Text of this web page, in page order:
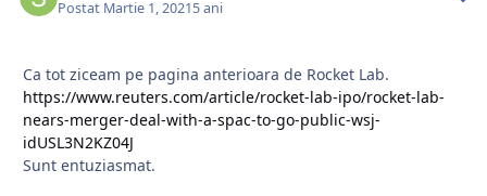
Postat Martie 1, 20215 ani
Ca tot ziceam pe pagina anterioara de Rocket Lab.
https://www.reuters.com/article/rocket-lab-ipo/rocket-lab-
nears-merger-deal-with-a-spac-to-go-public-wsj-
idUSL3N2KZ04J
Sunt entuziasmat.